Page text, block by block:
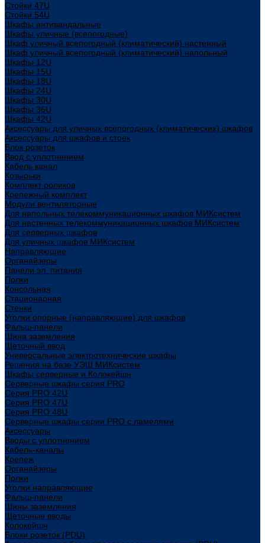
Стойки 47U
Стойки 54U
Шкафы антивандальные
Шкафы уличные (всепогодные)
Шкаф уличный всепогодный (климатический) настенный
Шкаф уличный всепогодный (климатический) напольный
Шкафы 12U
Шкафы 15U
Шкафы 18U
Шкафы 24U
Шкафы 30U
Шкафы 36U
Шкафы 42U
Аксессуары для уличных всепогодных (климатических) шкафов
Аксессуары для шкафов и стоек
Блок розеток
Ввод с уплотнением
Кабель канал
Козырьки
Комплект роликов
Крепежный комплект
Модули вентиляторные
Для напольных телекоммуникационных шкафов МИКсистем
Для настенных телекоммуникационных шкафов МИКсистем
Для серверных шкафов
Для уличных шкафов МИКсистем
Направляющие
Органайзеры
Панели эл. питания
Полки
Консольная
Стационарная
Стенки
Уголки опорные (направляющие) для шкафов
Фальш-панели
Шина заземления
Щеточный ввод
Универсальные электротехнические шкафы
Решения на базе УЭШ МИКсистем
Шкафы серверные и Колокейшн
Серверные шкафы серия PRO
Серия PRO 42U
Серия PRO 47U
Серия PRO 48U
Серверные шкафы серии PRO с ламелями
Аксессуары
Вводы с уплотнением
Кабель-каналы
Крепеж
Органайзеры
Полки
Уголки направляющие
Фальш-панели
Шины заземления
Щеточные вводы
Колокейшн
Блоки розеток (PDU)